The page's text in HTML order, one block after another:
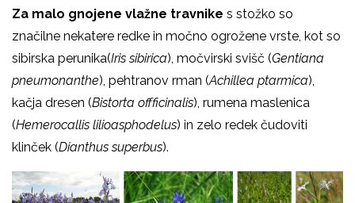
Za malo gnojene vlažne travnike s stožko so
značilne nekatere redke in močno ogrožene vrste, kot so
sibirska perunika(Iris sibirica), močvirski svišč (Gentiana
pneumonanthe), pehtranov rman (Achillea ptarmica),
kačja dresen (Bistorta offficinalis), rumena maslenica
(Hemerocallis lilioasphodelus) in zelo redek čudoviti
klinček (Dianthus superbus).